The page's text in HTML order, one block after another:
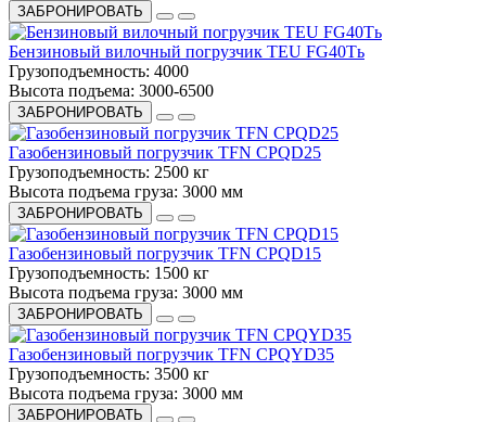
ЗАБРОНИРОВАТЬ
Бензиновый вилочный погрузчик TEU FG40Tь
Грузоподъемность: 4000
Высота подъема: 3000-6500
ЗАБРОНИРОВАТЬ
Газобензиновый погрузчик TFN CPQD25
Грузоподъемность: 2500 кг
Высота подъема груза: 3000 мм
ЗАБРОНИРОВАТЬ
Газобензиновый погрузчик TFN CPQD15
Грузоподъемность: 1500 кг
Высота подъема груза: 3000 мм
ЗАБРОНИРОВАТЬ
Газобензиновый погрузчик TFN CPQYD35
Грузоподъемность: 3500 кг
Высота подъема груза: 3000 мм
ЗАБРОНИРОВАТЬ